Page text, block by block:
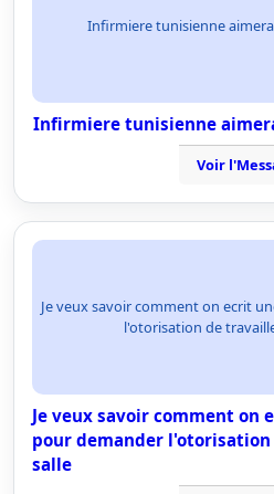
Infirmiere tunisienne
Infirmiere tunisienne
Voir
Je veux savoir comment on ecrit
l'otorisation de
Je veux savoir comment on
pour demander
salle